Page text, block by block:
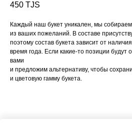
450 TJS
Каждый наш букет уникален, мы собираем
из ваших пожеланий. В составе
поэтому состав букета зависит от
время года. Если какие-то позиции будут
вами
и предложим альтернативу, чтобы
и цветовую гамму букета.